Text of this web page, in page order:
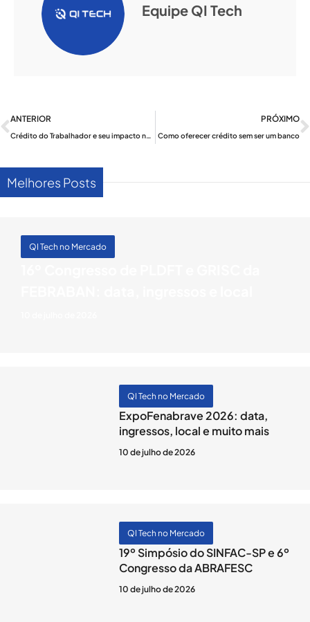
Equipe QI Tech
Anterior
ANTERIOR
Crédito do Trabalhador e seu impacto no mercado financeiro
PRÓXIMO
Como oferecer crédito sem ser um banco
Melhores Posts
QI Tech no Mercado
QI Tech no Mercado
ExpoFenabrave 2026: data,
ingressos, local e muito mais
10 de julho de 2026
QI Tech no Mercado
19º Simpósio do SINFAC-SP e 6º
Congresso da ABRAFESC
10 de julho de 2026